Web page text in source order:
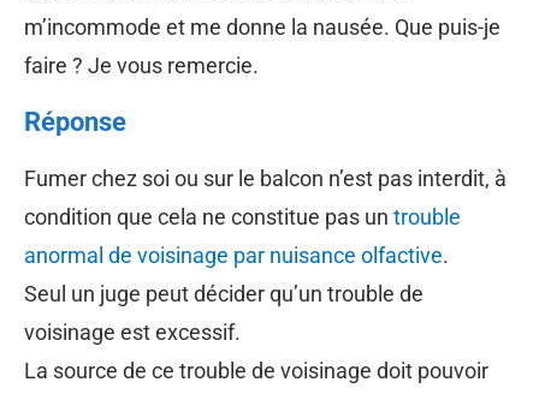
m’incommode et me donne la nausée. Que puis-je
faire ? Je vous remercie.
Réponse
Fumer chez soi ou sur le balcon n’est pas interdit, à
condition que cela ne constitue pas un trouble
anormal de voisinage par nuisance olfactive.
Seul un juge peut décider qu’un trouble de
voisinage est excessif.
La source de ce trouble de voisinage doit pouvoir